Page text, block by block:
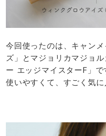
今回使ったのは、キャン
ズ」とマジョリカマジョ
ー エッジマイスターF」
使いやすくて、すごく気